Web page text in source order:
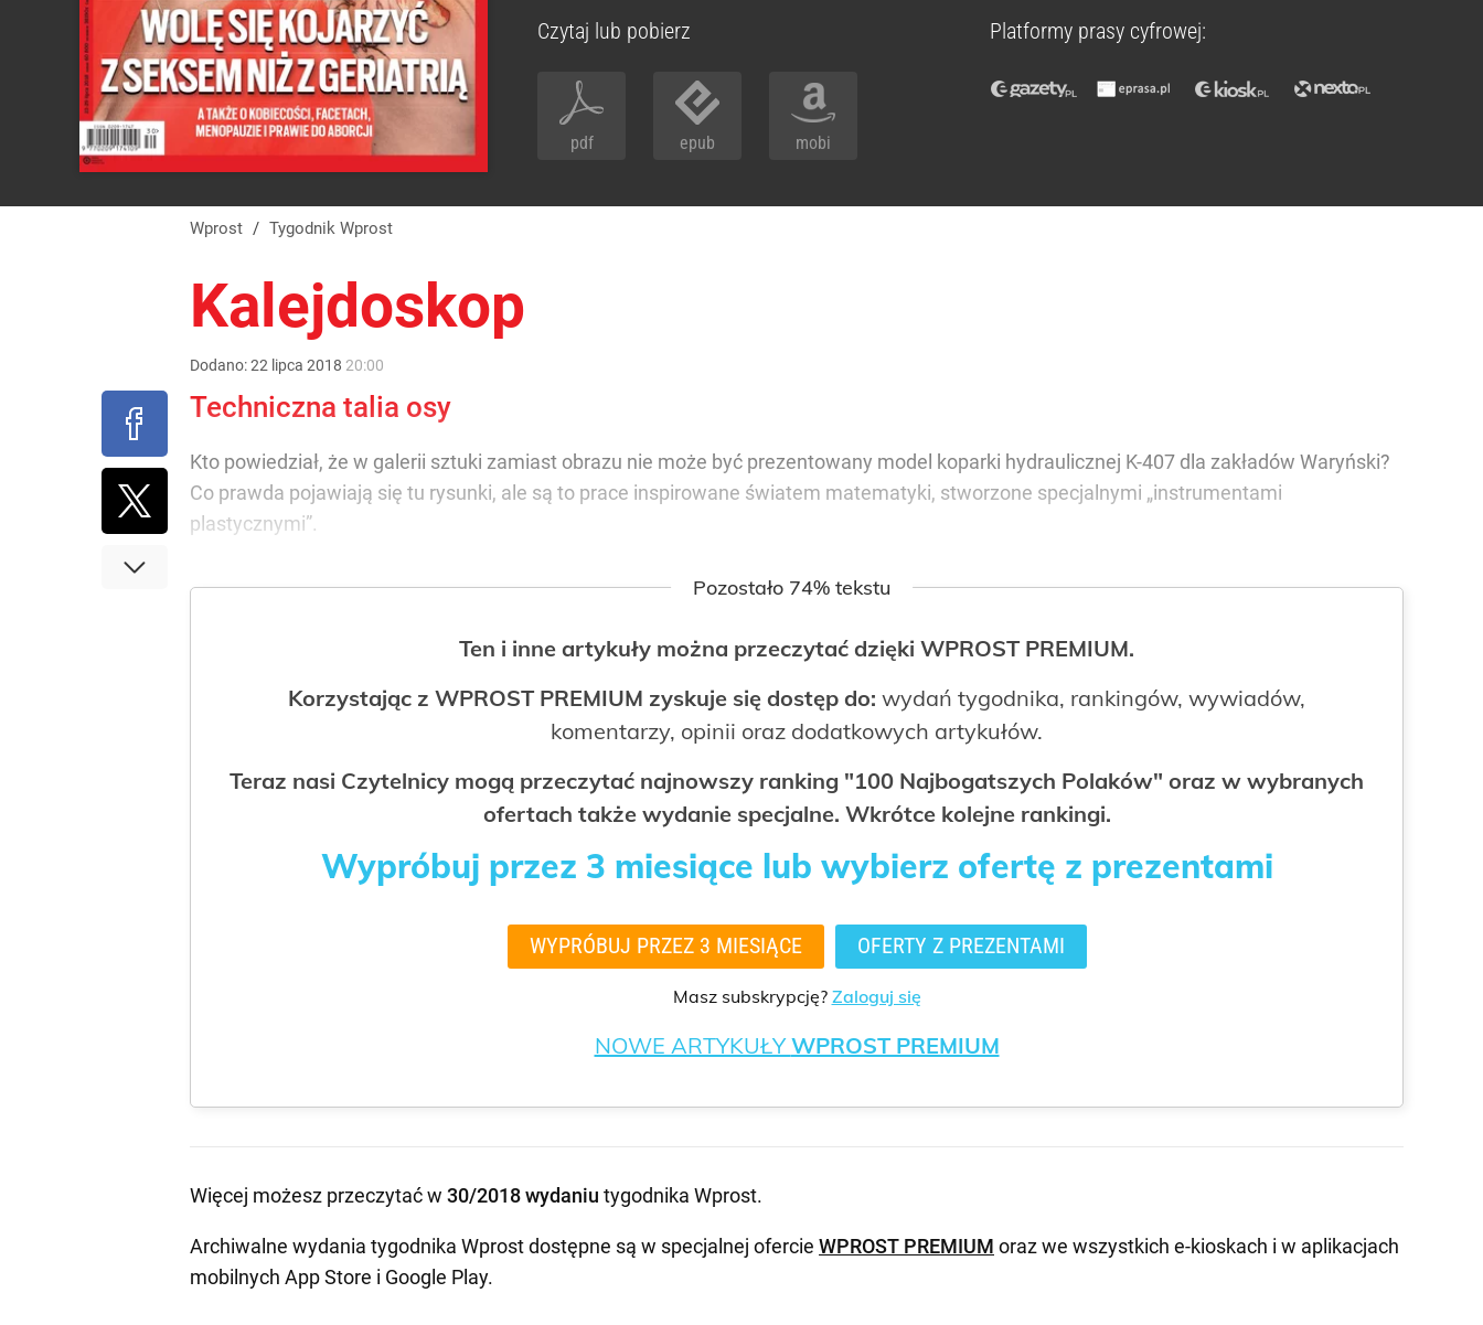
Czytaj lub pobierz
pdf epub mobi
Platformy prasy cyfrowej:
Wprost / Tygodnik Wprost
Kalejdoskop
Dodano:22 lipca 2018 20:00
Techniczna talia osy
Kto powiedział, że w galerii sztuki zamiast obrazu nie może być prezentowany model koparki hydraulicznej K-407 dla zakładów Waryński?
Co prawda pojawiają się tu rysunki, ale są to prace inspirowane światem matematyki, stworzone specjalnymi „instrumentami
plastycznymi”.
Pozostało 74% tekstu
Ten i inne artykuły można przeczytać dzięki WPROST PREMIUM.
Korzystając z WPROST PREMIUM zyskuje się dostęp do: wydań tygodnika, rankingów, wywiadów,
komentarzy, opinii oraz dodatkowych artykułów.
Teraz nasi Czytelnicy mogą przeczytać najnowszy ranking "100 Najbogatszych Polaków" oraz w wybranych
ofertach także wydanie specjalne. Wkrótce kolejne rankingi.
Wypróbuj przez 3 miesiące lub wybierz ofertę z prezentami
WYPRÓBUJ PRZEZ 3 MIESIĄCE OFERTY Z PREZENTAMI
Masz subskrypcję? Zaloguj się
NOWE ARTYKUŁYWPROST PREMIUM
Więcej możesz przeczytać w 30/2018 wydaniu tygodnika Wprost.
Archiwalne wydania tygodnika Wprost dostępne są w specjalnej ofercie WPROST PREMIUM oraz we wszystkich e-kioskach i w aplikacjach
mobilnych App Store i Google Play.